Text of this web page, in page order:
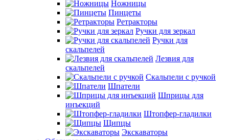
Ножницы
Пинцеты
Ретракторы
Ручки для зеркал
Ручки для
скальпелей
Лезвия для
скальпелей
Скальпели с ручкой
Шпатели
Шприцы для
инъекций
Штопфер-гладилки
Щипцы
Экскаваторы